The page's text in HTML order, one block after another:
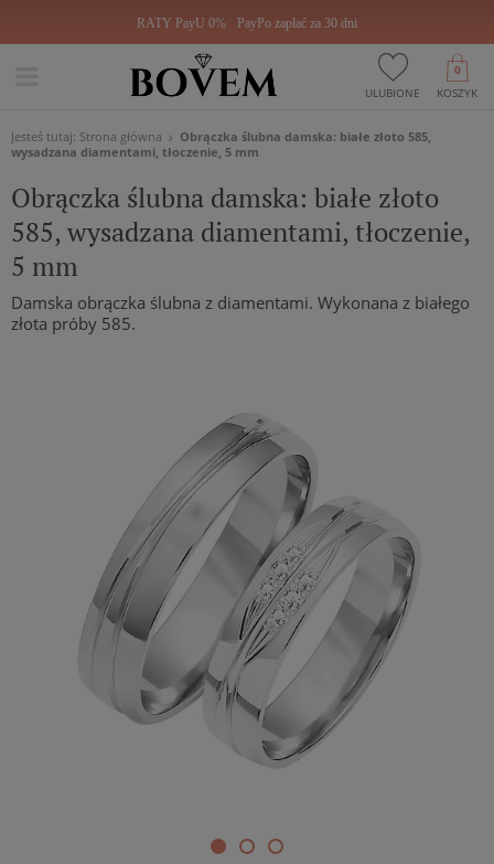
RATY PayU 0% PayPo zapłać za 30 dni
ULUBIONE KOSZYK
0
Jesteś tutaj: Strona główna
Obrączka ślubna damska: białe złoto 585,
wysadzana diamentami, tłoczenie, 5 mm
Obrączka ślubna damska: białe złoto
585, wysadzana diamentami, tłoczenie,
5 mm
Damska obrączka ślubna z diamentami. Wykonana z białego
złota próby 585.